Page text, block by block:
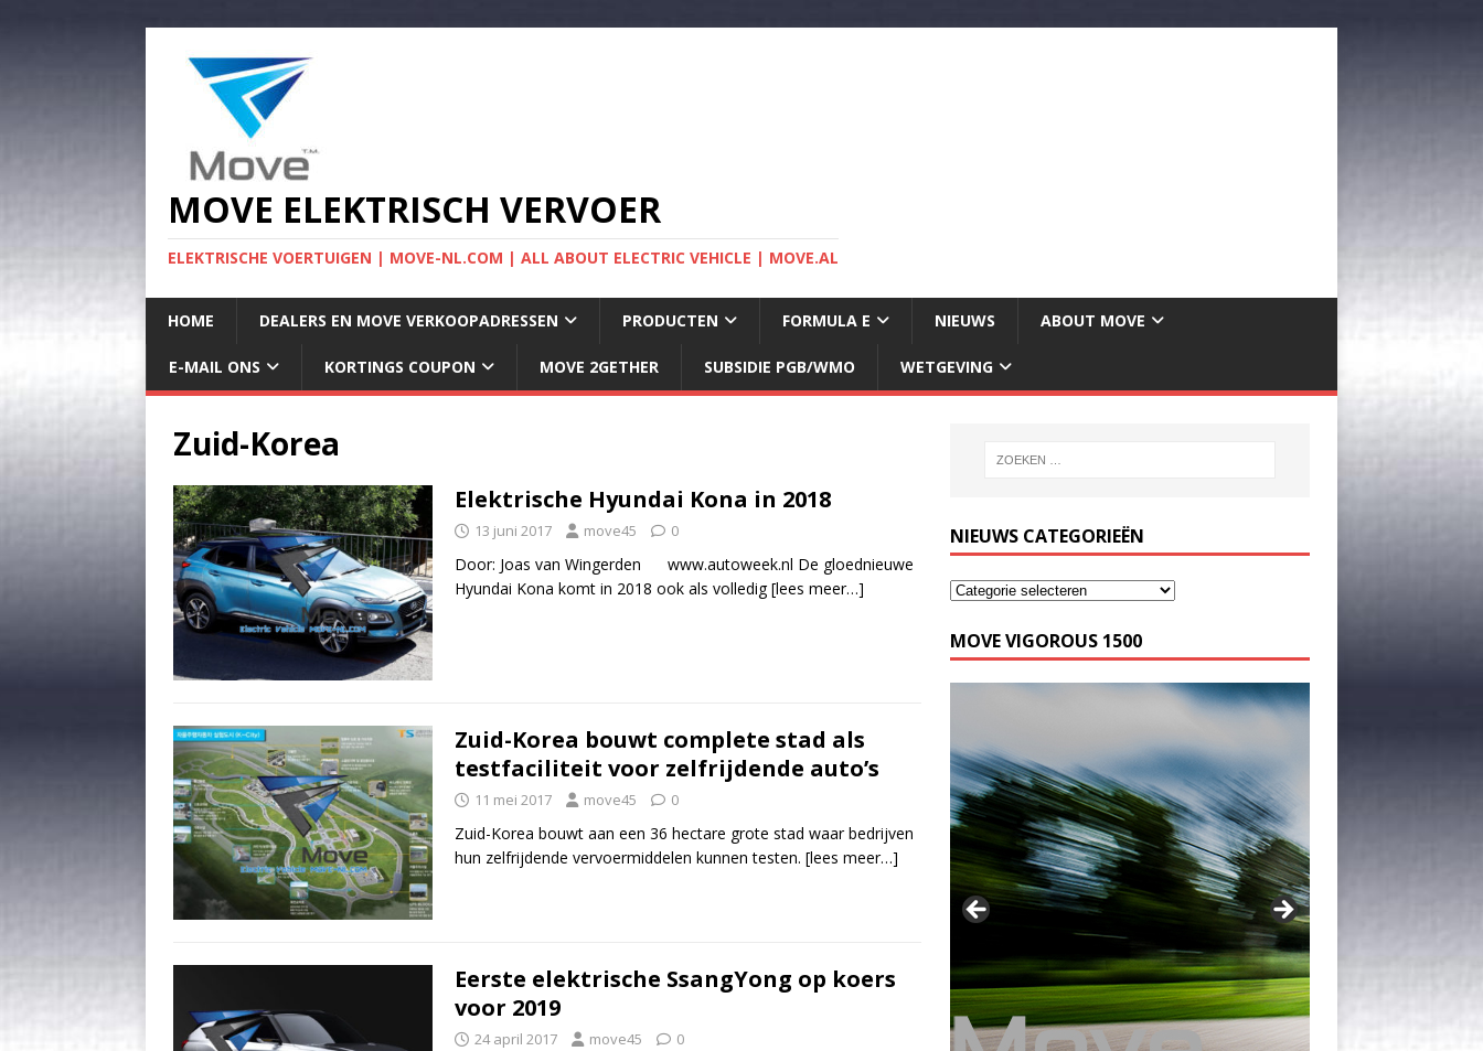
MOVE ELEKTRISCH VERVOER
ELEKTRISCHE VOERTUIGEN | MOVE-NL.COM | ALL ABOUT ELECTRIC VEHICLE | MOVE.AL
HOME DEALERS EN MOVE VERKOOPADRESSEN PRODUCTEN FORMULA E NIEUWS ABOUT MOVE
E-MAIL ONS KORTINGS COUPON MOVE 2GETHER SUBSIDIE PGB/WMO WETGEVING
Zuid-Korea
Elektrische Hyundai Kona in 2018
13 juni 2017 move45 0
Door: Joas van Wingerden www.autoweek.nl De gloednieuwe
Hyundai Kona komt in 2018 ook als volledig[lees meer…]
Zuid-Korea bouwt complete stad als
testfaciliteit voor zelfrijdende auto’s
11 mei 2017 move45 0
Zuid-Korea bouwt aan een 36 hectare grote stad waar bedrijven
hun zelfrijdende vervoermiddelen kunnen testen. [lees meer…]
Eerste elektrische SsangYong op koers
voor 2019
24 april 2017 move45 0
NIEUWS CATEGORIEËN
MOVE VIGOROUS 1500